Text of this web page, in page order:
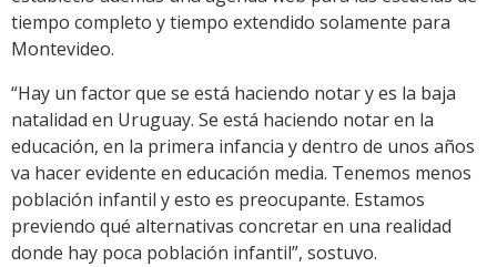
tiempo completo y tiempo extendido solamente para
Montevideo.
“Hay un factor que se está haciendo notar y es la baja
natalidad en Uruguay. Se está haciendo notar en la
educación, en la primera infancia y dentro de unos años
va hacer evidente en educación media. Tenemos menos
población infantil y esto es preocupante. Estamos
previendo qué alternativas concretar en una realidad
donde hay poca población infantil”, sostuvo.